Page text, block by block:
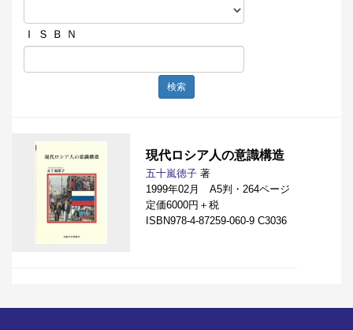
Ｉ Ｓ Ｂ Ｎ
検索
現代ロシア人の意識構造
五十嵐徳子 著
1999年02月 A5判・264ページ
定価6000円＋税
ISBN978-4-87259-060-9 C3036